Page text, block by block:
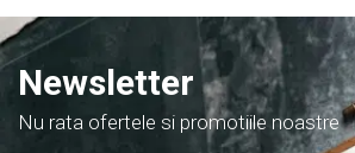
Newsletter
Nu rata ofertele si promotiile noastre